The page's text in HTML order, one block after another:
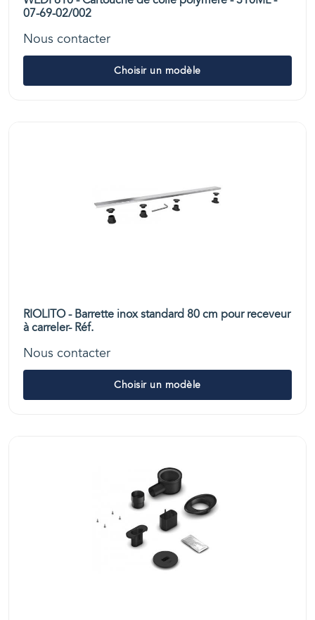
07-69-02/002
Nous contacter
Choisir un modèle
RIOLITO - Barrette inox standard 80 cm pour receveur
à carreler- Réf.
Nous contacter
Choisir un modèle